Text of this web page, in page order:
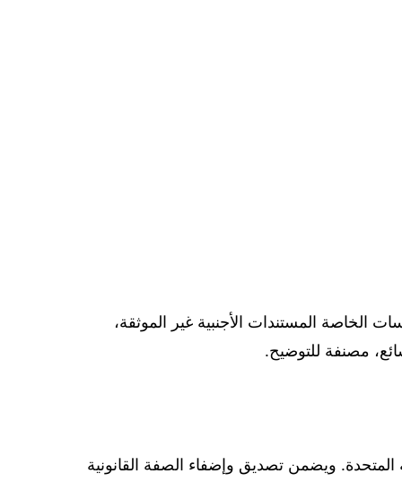
الخاصة المستندات الأجنبية غير الموثقة،
مصنفة للتوضيح.
المتحدة. ويضمن تصديق وإضفاء الصفة القانونية